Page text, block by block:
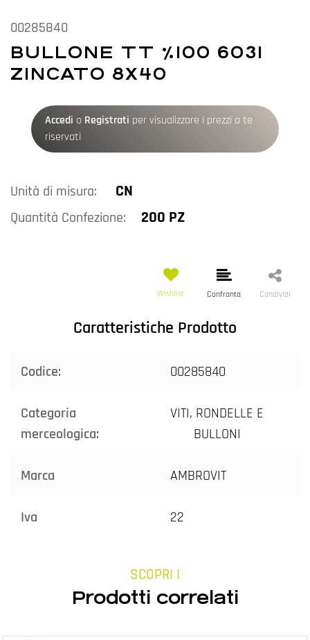
00285840
BULLONE TT %100 6031
ZINCATO 8X40
Accedi o Registrati per visualizzare i prezzi a te
riservati
Unità di misura: CN
Quantità Confezione: 200 PZ
Wishlist Confronta Condividi
Caratteristiche Prodotto
Codice: 00285840
Categoria
merceologica:
VITI, RONDELLE E
BULLONI
Marca AMBROVIT
Iva 22
SCOPRI I
Prodotti correlati